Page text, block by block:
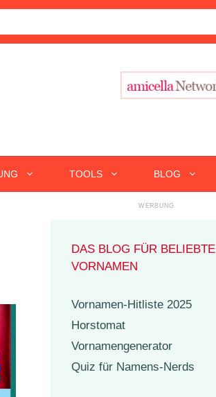
TOOLS BLOG
DAS BLOG FÜR BELIEBTE
VORNAMEN
Vornamen-Hitliste 2025
Horstomat
Vornamengenerator
Quiz für Namens-Nerds